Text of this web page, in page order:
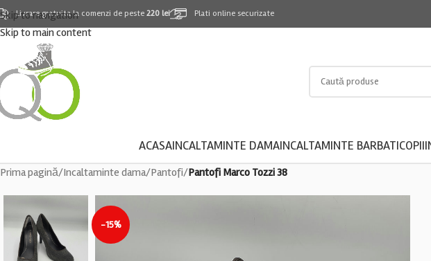
Skip to navigation
Skip to main content
Livrare gratuita la comenzi de peste 220 lei Plati online securizate
ACASAINCALTAMINTE DAMAINCALTAMINTE BARBATICOPII
Prima pagină/Incaltaminte dama/Pantofi/Pantofi Marco Tozzi 38
-15%